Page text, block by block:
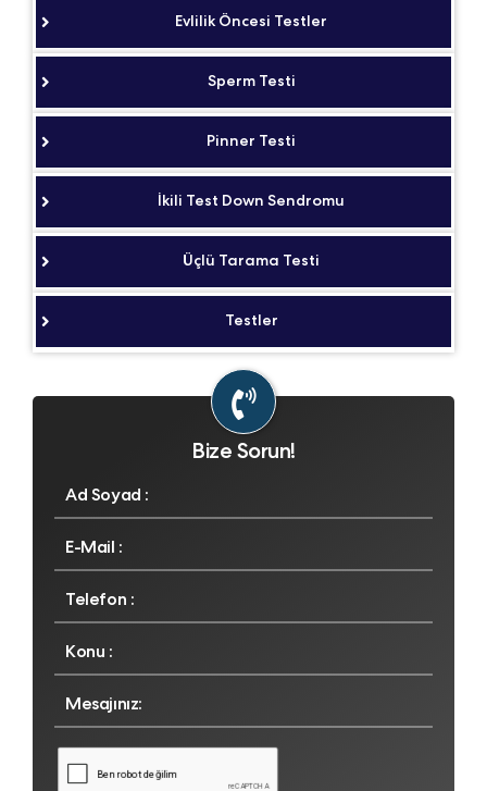
Evlilik Öncesi Testler
Sperm Testi
Pinner Testi
İkili Test Down Sendromu
Üçlü Tarama Testi
Testler
Bize Sorun!